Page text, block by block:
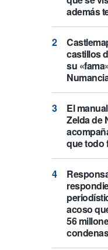
además
castillos
su
El
Zelda de
que todo
acoso
56